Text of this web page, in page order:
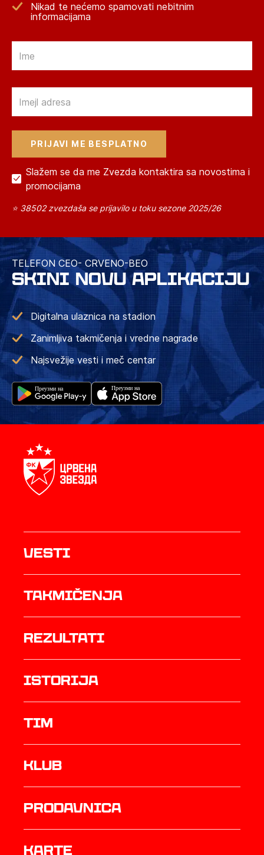
Nikad te nećemo spamovati nebitnim
informacijama
Slažem se da me Zvezda kontaktira sa novostima i
promocijama
⭐ 38502 zvezdaša se prijavilo u toku sezone 2025/26
TELEFON CEO- CRVENO-BEO
SKINI NOVU APLIKACIJU
Digitalna ulaznica na stadion
Zanimljiva takmičenja i vredne nagrade
Najsvežije vesti i meč centar
Vesti
Takmičenja
rezultati
istorija
TIM
Klub
prodavnica
Karte